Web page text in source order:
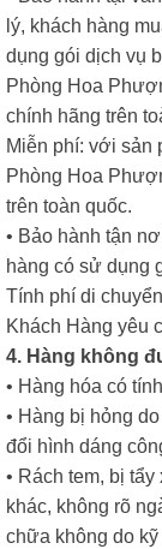
lý, khách hàng
dụng gói dịch vụ
Phòng Hoa
chính hãng trên
Miễn phí: với sản
Phòng Hoa
trên toàn quốc.
• Bảo hành tận
hàng có sử dụng
Tính phí di
Khách Hàng yêu
4. Hàng không
• Hàng hóa có
• Hàng bị hỏng
đổi hình dáng
• Rách tem, bị
khác, không rõ
chữa không do